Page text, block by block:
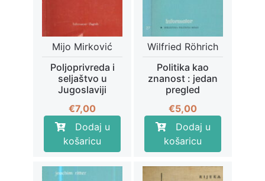
Mijo Mirković
Poljoprivreda i
seljaštvo u
Jugoslaviji
€7,00
Dodaj u
košaricu
Wilfried Röhrich
Politika kao
znanost : jedan
pregled
€5,00
Dodaj u
košaricu